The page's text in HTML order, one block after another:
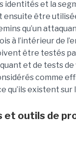
identités et la
ensuite être
qu’un
à l’intérieur de
être testés
et de tests de
comme
qu’ils existent sur
et outils de